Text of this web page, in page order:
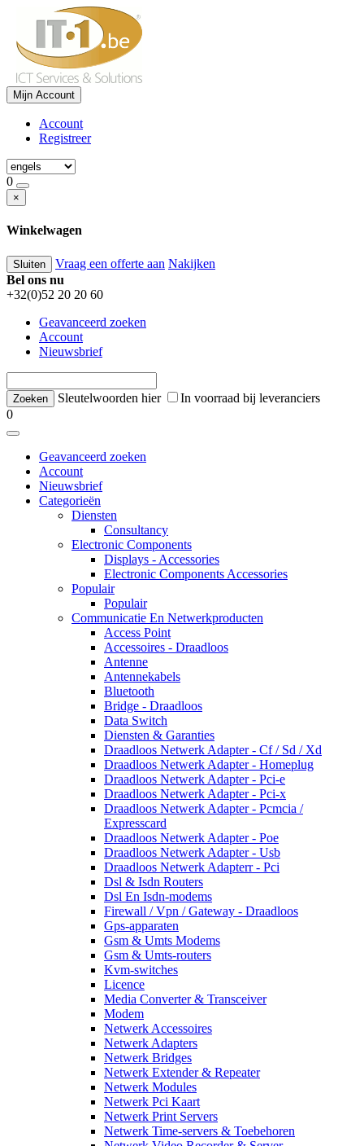
Mijn Account
Account
Registreer
0
×
Winkelwagen
Sluiten Vraag een offerte aan Nakijken
Bel ons nu
+32(0)52 20 20 60
Geavanceerd zoeken
Account
Nieuwsbrief
Sleutelwoorden hier
In voorraad bij leveranciers
0
Geavanceerd zoeken
Account
Nieuwsbrief
Categorieën
Diensten
Consultancy
Electronic Components
Displays - Accessories
Electronic Components Accessories
Populair
Populair
Communicatie En Netwerkproducten
Access Point
Accessoires - Draadloos
Antenne
Antennekabels
Bluetooth
Bridge - Draadloos
Data Switch
Diensten & Garanties
Draadloos Netwerk Adapter - Cf / Sd / Xd
Draadloos Netwerk Adapter - Homeplug
Draadloos Netwerk Adapter - Pci-e
Draadloos Netwerk Adapter - Pci-x
Draadloos Netwerk Adapter - Pcmcia /
Expresscard
Draadloos Netwerk Adapter - Poe
Draadloos Netwerk Adapter - Usb
Draadloos Netwerk Adapterr - Pci
Dsl & Isdn Routers
Dsl En Isdn-modems
Firewall / Vpn / Gateway - Draadloos
Gps-apparaten
Gsm & Umts Modems
Gsm & Umts-routers
Kvm-switches
Licence
Media Converter & Transceiver
Modem
Netwerk Accessoires
Netwerk Adapters
Netwerk Bridges
Netwerk Extender & Repeater
Netwerk Modules
Netwerk Pci Kaart
Netwerk Print Servers
Netwerk Time-servers & Toebehoren